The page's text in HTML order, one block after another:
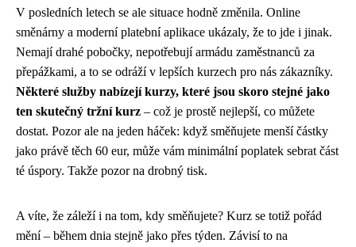
V posledních letech se ale situace hodně změnila. Online
směnárny a moderní platební aplikace ukázaly, že to jde i jinak.
Nemají drahé pobočky, nepotřebují armádu zaměstnanců za
přepážkami, a to se odráží v lepších kurzech pro nás zákazníky.
Některé služby nabízejí kurzy, které jsou skoro stejné jako
ten skutečný tržní kurz – což je prostě nejlepší, co můžete
dostat. Pozor ale na jeden háček: když směňujete menší částky
jako právě těch 60 eur, může vám minimální poplatek sebrat část
té úspory. Takže pozor na drobný tisk.
A víte, že záleží i na tom, kdy směňujete? Kurz se totiž pořád
mění – během dnia stejně jako přes týden. Závisí to na